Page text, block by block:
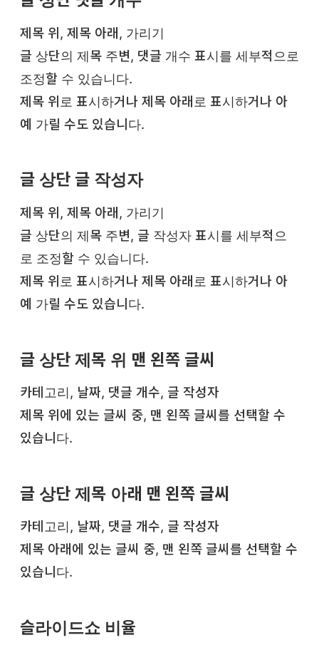
제목 위, 제목 아래, 가리기
글 상단의 제목 주변, 댓글 개수 표시를 세부적으로
조정할 수 있습니다.
제목 위로 표시하거나 제목 아래로 표시하거나 아
예 가릴 수도 있습니다.
글 상단 글 작성자
제목 위, 제목 아래, 가리기
글 상단의 제목 주변, 글 작성자 표시를 세부적으
로 조정할 수 있습니다.
제목 위로 표시하거나 제목 아래로 표시하거나 아
예 가릴 수도 있습니다.
글 상단 제목 위 맨 왼쪽 글씨
카테고리, 날짜, 댓글 개수, 글 작성자
제목 위에 있는 글씨 중, 맨 왼쪽 글씨를 선택할 수
있습니다.
글 상단 제목 아래 맨 왼쪽 글씨
카테고리, 날짜, 댓글 개수, 글 작성자
제목 아래에 있는 글씨 중, 맨 왼쪽 글씨를 선택할 수
있습니다.
슬라이드쇼 비율